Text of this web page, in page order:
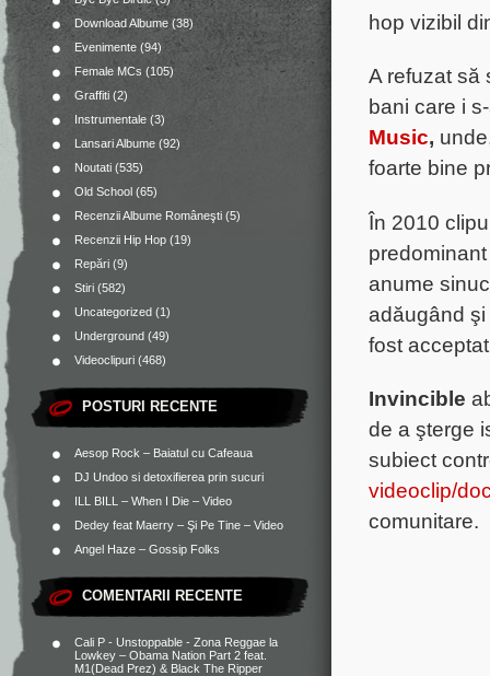
Download Albume (38)
Evenimente (94)
Female MCs (105)
Graffiti (2)
Instrumentale (3)
Lansari Albume (92)
Noutati (535)
Old School (65)
Recenzii Albume Româneşti (5)
Recenzii Hip Hop (19)
Repări (9)
Stiri (582)
Uncategorized (1)
Underground (49)
Videoclipuri (468)
POSTURI RECENTE
Aesop Rock – Baiatul cu Cafeaua
DJ Undoo si detoxifierea prin sucuri
ILL BILL – When I Die – Video
Dedey feat Maerry – Şi Pe Tine – Video
Angel Haze – Gossip Folks
COMENTARII RECENTE
Cali P - Unstoppable - Zona Reggae la
Lowkey – Obama Nation Part 2 feat.
M1(Dead Prez) & Black The Ripper
hop vizibil
A refuzat să
bani care i
Music,
foarte bine
În 2010
anume
adăugând
fost
Invincible
de a şterge
subiect
videoclip/
comunitare.